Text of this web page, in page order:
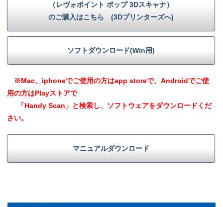
（レヴォポイント ポップ 3Dスキャナ）
のご購入はこちら (3Dプリンターズへ)
ソフトダウンロード(Win用)
※Mac、iphoneでご使用の方はapp storeで、Androidでご使
用の方はPlayストアで
「Handy Scan」と検索し、ソフトウェアをダウンロードくだ
さい。
マニュアルダウンロード